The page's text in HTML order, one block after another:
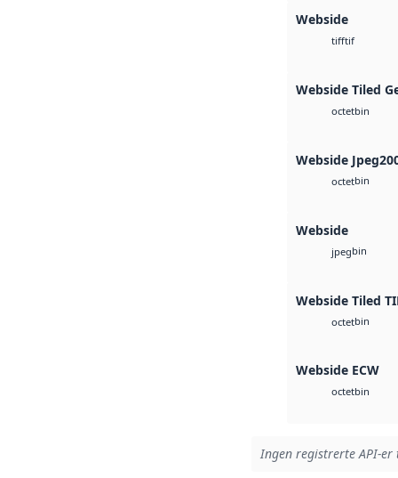
Webside
tifftif
Webside Tiled
octetbin
Webside
octetbin
Webside
jpegbin
Webside Tiled
octetbin
Webside ECW
octetbin
Ingen registrerte API-